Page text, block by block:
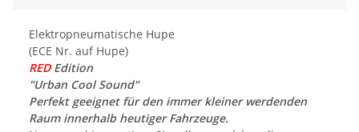
Elektropneumatische Hupe
(ECE Nr. auf Hupe)
REDEdition
"Urban Cool Sound"
Perfekt geeignet für den immer kleiner werdenden
Raum innerhalb heutiger Fahrzeuge.